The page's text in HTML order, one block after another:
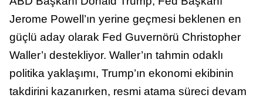
Jerome Powell’ın yerine geçmesi beklenen en
güçlü aday olarak Fed Guvernörü Christopher
Waller’ı destekliyor. Waller’ın tahmin odaklı
politika yaklaşımı, Trump’ın ekonomi ekibinin
takdirini kazanırken, resmi atama süreci devam